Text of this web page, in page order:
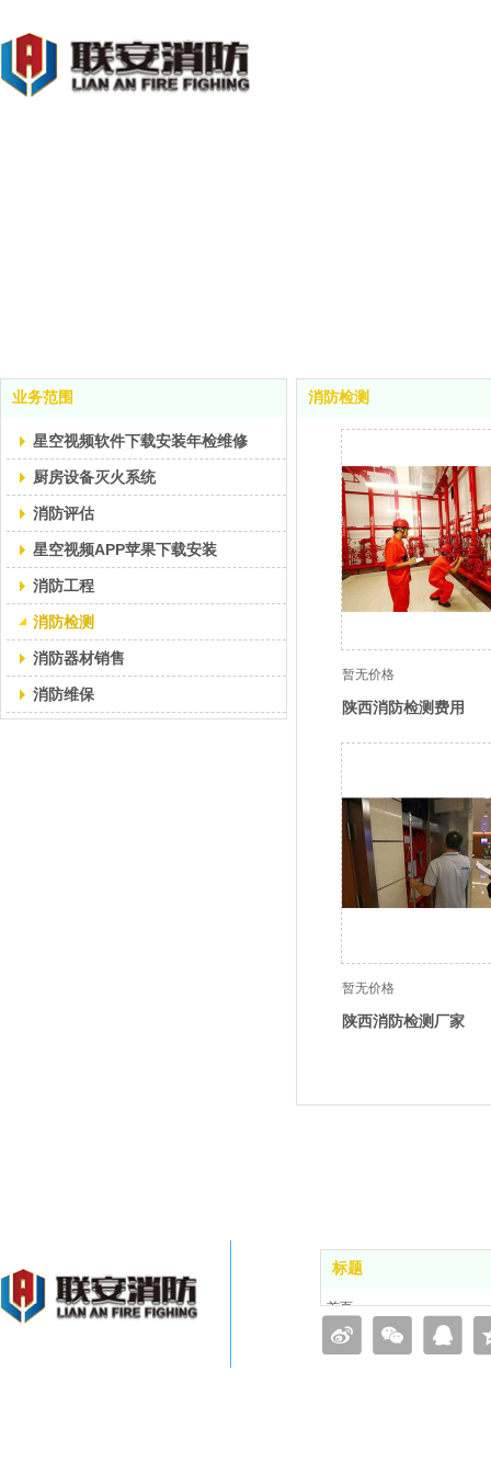
业务范围
星空视频软件下载安装年检维修
厨房设备灭火系统
消防评估
星空视频APP苹果下载安装
消防工程
消防检测
消防器材销售
消防维保
消防检测
暂无价格
陕西消防检测费用
暂无价格
陕西消防检测厂家
标题
首页
品牌简介